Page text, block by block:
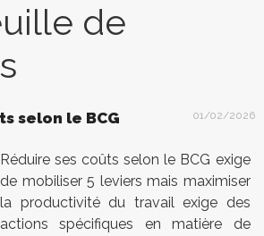
de
selon le BCG 01/02/2026
Réduire ses coûts selon le BCG exige
de mobiliser 5 leviers mais maximiser
la productivité du travail exige des
actions spécifiques en matière de